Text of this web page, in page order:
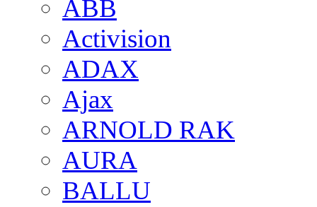
ABB
Activision
ADAX
Ajax
ARNOLD RAK
AURA
BALLU